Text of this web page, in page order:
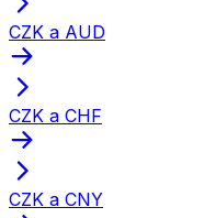
CZK a AUD
CZK a CHF
CZK a CNY